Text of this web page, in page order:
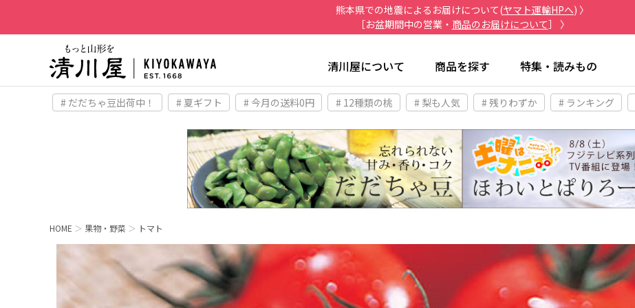
熊本県での地震によるお届けについて(ヤマト運輸HPへ) 〉
［お盆期間中の営業・ 商品のお届けについて］ 〉
清川屋について 商品を探す 特集・読みもの
# だだちゃ豆出荷中！ # 夏ギフト # 今月の送料0円 # 12種類の桃 # 梨も人気 # 残りわずか # ランキング
HOME 果物・野菜 トマト